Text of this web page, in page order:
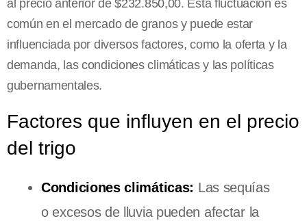
al precio anterior de $232.850,00. Esta fluctuación es
común en el mercado de granos y puede estar
influenciada por diversos factores, como la oferta y la
demanda, las condiciones climáticas y las políticas
gubernamentales.
Factores que influyen en el precio
del trigo
Condiciones climáticas: Las sequías
o excesos de lluvia pueden afectar la